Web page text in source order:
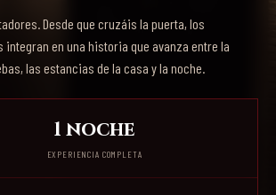
Desde que cruzáis la puerta, los
integran en una historia que avanza entre la
las estancias de la casa y la noche.
1 noche
EXPERIENCIA COMPLETA